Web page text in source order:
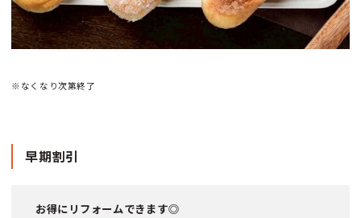
※なくなり次第終了
早期割引
お得にリフォームできます◎